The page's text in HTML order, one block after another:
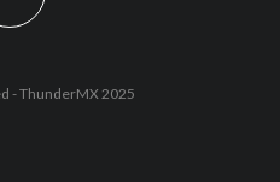
- ThunderMX 2025